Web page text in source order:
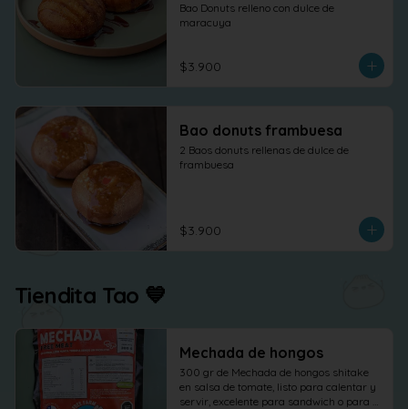
Bao Donuts relleno con dulce de
maracuya
$3.900
Bao donuts frambuesa
2 Baos donuts rellenas de dulce de
frambuesa
$3.900
Tiendita Tao 💙
Mechada de hongos
300 gr de Mechada de hongos shitake
en salsa de tomate, listo para calentar y
servir, excelente para sandwich o para